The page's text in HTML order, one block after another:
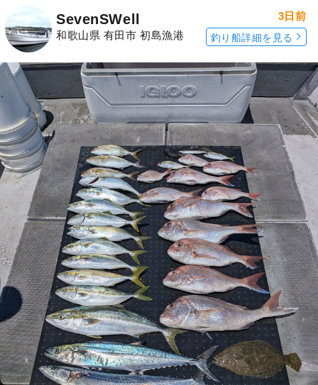
SevenSWell
和歌山県 有田市 初島漁港
3日前
釣り船詳細を見る